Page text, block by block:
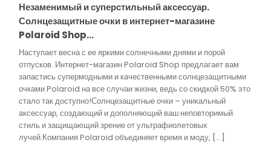
Незаменимый и суперстильный аксессуар.
Солнцезащитные очки в интернет-магазине
Polaroid Shop…
Наступает весна с ее яркими солнечными днями и порой
отпусков. Интернет-магазин Polaroid Shop предлагает вам
запастись супермодными и качественными солнцезащитными
очками Polaroid на все случаи жизни, ведь со скидкой 50% это
стало так доступно!Солнцезащитные очки – уникальный
аксессуар, создающий и дополняющий ваш неповторимый
стиль и защищающий зрение от ультрафиолетовых
лучей.Компания Polaroid объединяет время и моду, […]